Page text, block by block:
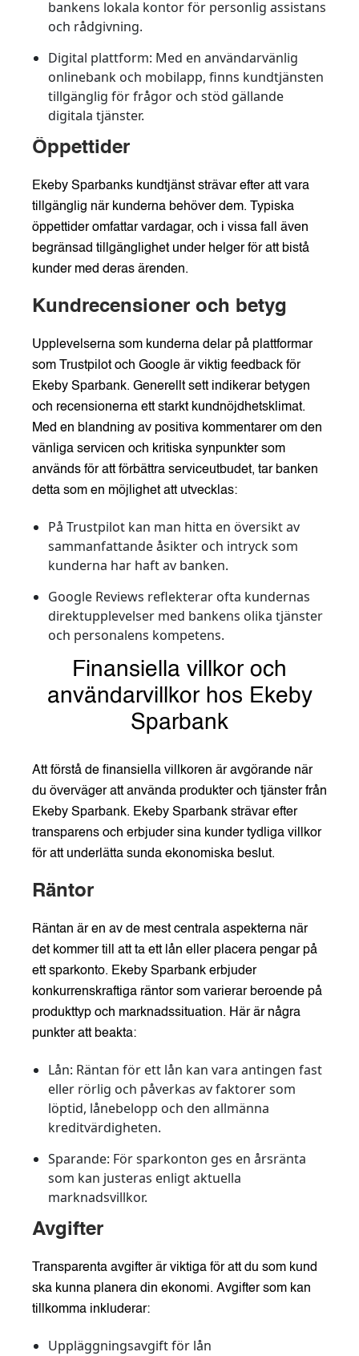
bankens lokala kontor för personlig assistans
och rådgivning.
Digital plattform: Med en användarvänlig
onlinebank och mobilapp, finns kundtjänsten
tillgänglig för frågor och stöd gällande
digitala tjänster.
Öppettider
Ekeby Sparbanks kundtjänst strävar efter att vara
tillgänglig när kunderna behöver dem. Typiska
öppettider omfattar vardagar, och i vissa fall även
begränsad tillgänglighet under helger för att bistå
kunder med deras ärenden.
Kundrecensioner och betyg
Upplevelserna som kunderna delar på plattformar
som Trustpilot och Google är viktig feedback för
Ekeby Sparbank. Generellt sett indikerar betygen
och recensionerna ett starkt kundnöjdhetsklimat.
Med en blandning av positiva kommentarer om den
vänliga servicen och kritiska synpunkter som
används för att förbättra serviceutbudet, tar banken
detta som en möjlighet att utvecklas:
På Trustpilot kan man hitta en översikt av
sammanfattande åsikter och intryck som
kunderna har haft av banken.
Google Reviews reflekterar ofta kundernas
direktupplevelser med bankens olika tjänster
och personalens kompetens.
Finansiella villkor och
användarvillkor hos Ekeby
Sparbank
Att förstå de finansiella villkoren är avgörande när
du överväger att använda produkter och tjänster från
Ekeby Sparbank. Ekeby Sparbank strävar efter
transparens och erbjuder sina kunder tydliga villkor
för att underlätta sunda ekonomiska beslut.
Räntor
Räntan är en av de mest centrala aspekterna när
det kommer till att ta ett lån eller placera pengar på
ett sparkonto. Ekeby Sparbank erbjuder
konkurrenskraftiga räntor som varierar beroende på
produkttyp och marknadssituation. Här är några
punkter att beakta:
Lån: Räntan för ett lån kan vara antingen fast
eller rörlig och påverkas av faktorer som
löptid, lånebelopp och den allmänna
kreditvärdigheten.
Sparande: För sparkonton ges en årsränta
som kan justeras enligt aktuella
marknadsvillkor.
Avgifter
Transparenta avgifter är viktiga för att du som kund
ska kunna planera din ekonomi. Avgifter som kan
tillkomma inkluderar:
Uppläggningsavgift för lån